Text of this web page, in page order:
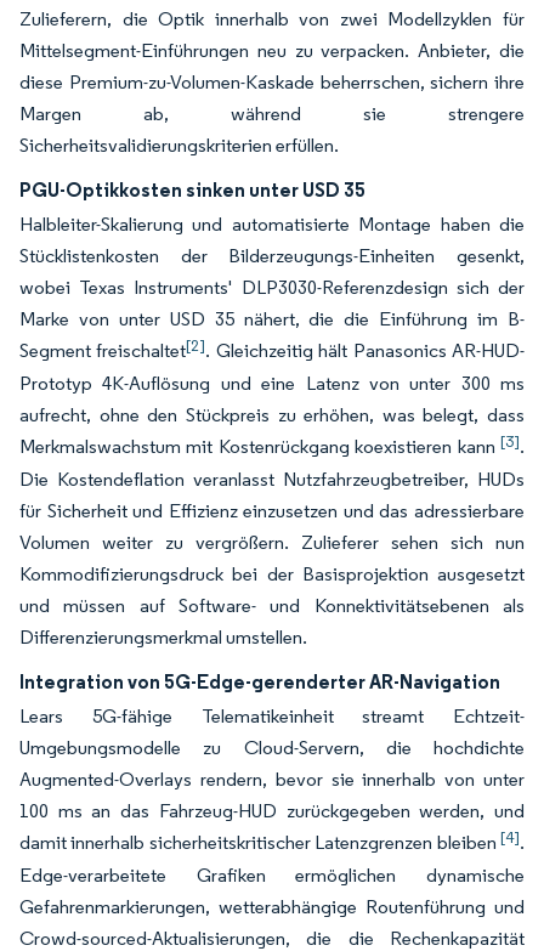
Zulieferern, die Optik innerhalb von zwei Modellzyklen für
Mittelsegment-Einführungen neu zu verpacken. Anbieter, die
diese Premium-zu-Volumen-Kaskade beherrschen, sichern ihre
Margen ab, während sie strengere
Sicherheitsvalidierungskriterien erfüllen.
PGU-Optikkosten sinken unter USD 35
Halbleiter-Skalierung und automatisierte Montage haben die
Stücklistenkosten der Bilderzeugungs-Einheiten gesenkt,
wobei Texas Instruments' DLP3030-Referenzdesign sich der
Marke von unter USD 35 nähert, die die Einführung im B-
Segment freischaltet[2]. Gleichzeitig hält Panasonics AR-HUD-
Prototyp 4K-Auflösung und eine Latenz von unter 300 ms
aufrecht, ohne den Stückpreis zu erhöhen, was belegt, dass
Merkmalswachstum mit Kostenrückgang koexistieren kann [3].
Die Kostendeflation veranlasst Nutzfahrzeugbetreiber, HUDs
für Sicherheit und Effizienz einzusetzen und das adressierbare
Volumen weiter zu vergrößern. Zulieferer sehen sich nun
Kommodifizierungsdruck bei der Basisprojektion ausgesetzt
und müssen auf Software- und Konnektivitätsebenen als
Differenzierungsmerkmal umstellen.
Integration von 5G-Edge-gerenderter AR-Navigation
Lears 5G-fähige Telematikeinheit streamt Echtzeit-
Umgebungsmodelle zu Cloud-Servern, die hochdichte
Augmented-Overlays rendern, bevor sie innerhalb von unter
100 ms an das Fahrzeug-HUD zurückgegeben werden, und
damit innerhalb sicherheitskritischer Latenzgrenzen bleiben [4].
Edge-verarbeitete Grafiken ermöglichen dynamische
Gefahrenmarkierungen, wetterabhängige Routenführung und
Crowd-sourced-Aktualisierungen, die die Rechenkapazität